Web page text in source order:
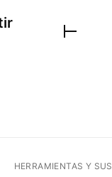
HERRAMIENTAS Y